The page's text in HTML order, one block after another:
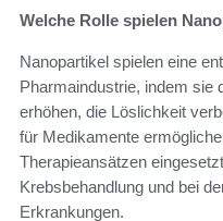
Welche Rolle spielen
Nanopartikel spielen eine
Pharmaindustrie, indem sie
erhöhen, die Löslichkeit
für Medikamente
Therapieansätzen
Krebsbehandlung und bei
Erkrankungen.